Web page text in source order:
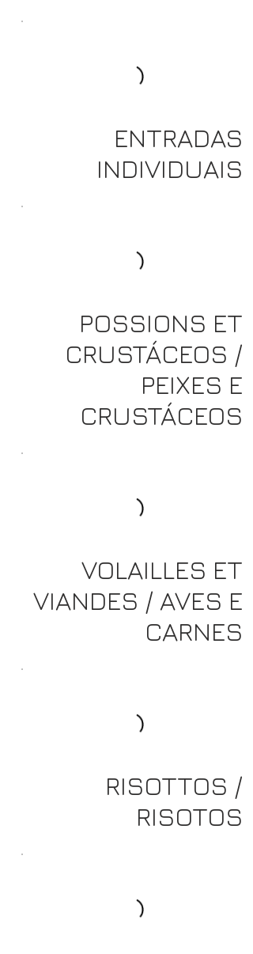
ENTRADAS
INDIVIDUAIS
POSSIONS ET
CRUSTÁCEOS /
PEIXES E
CRUSTÁCEOS
VOLAILLES ET
VIANDES / AVES E
CARNES
RISOTTOS /
RISOTOS